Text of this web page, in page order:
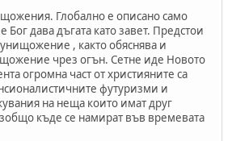
Глобално е описано само
Бог дава дъгата като завет. Предстои
, както обяснява и
чрез огън. Сетне иде Новото
огромна част от християните са
футуризми и
на неща които имат друг
къде се намират във времевата